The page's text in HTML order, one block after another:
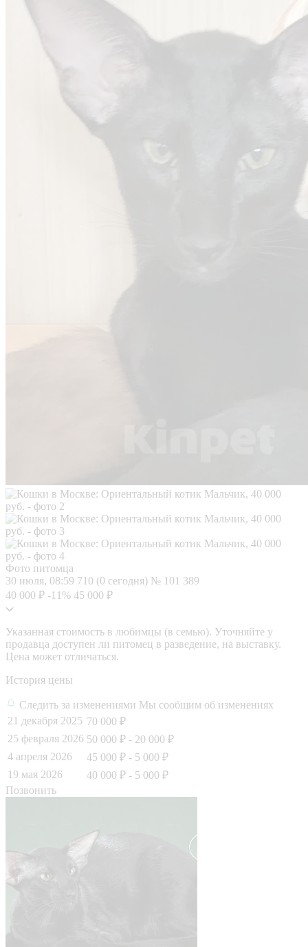
Фото питомца
30 июля, 08:59 710 (0 сегодня) № 101 389
40 000 ₽ -11% 45 000 ₽
Указанная стоимость в любимцы (в семью). Уточняйте у
продавца доступен ли питомец в разведение, на выставку.
Цена может отличаться.
История цены
Следить за изменениями Мы сообщим об изменениях
21 декабря 2025 70 000 ₽
25 февраля 2026 50 000 ₽ - 20 000 ₽
4 апреля 2026
45 000 ₽ - 5 000 ₽
19 мая 2026
40 000 ₽ - 5 000 ₽
Позвонить